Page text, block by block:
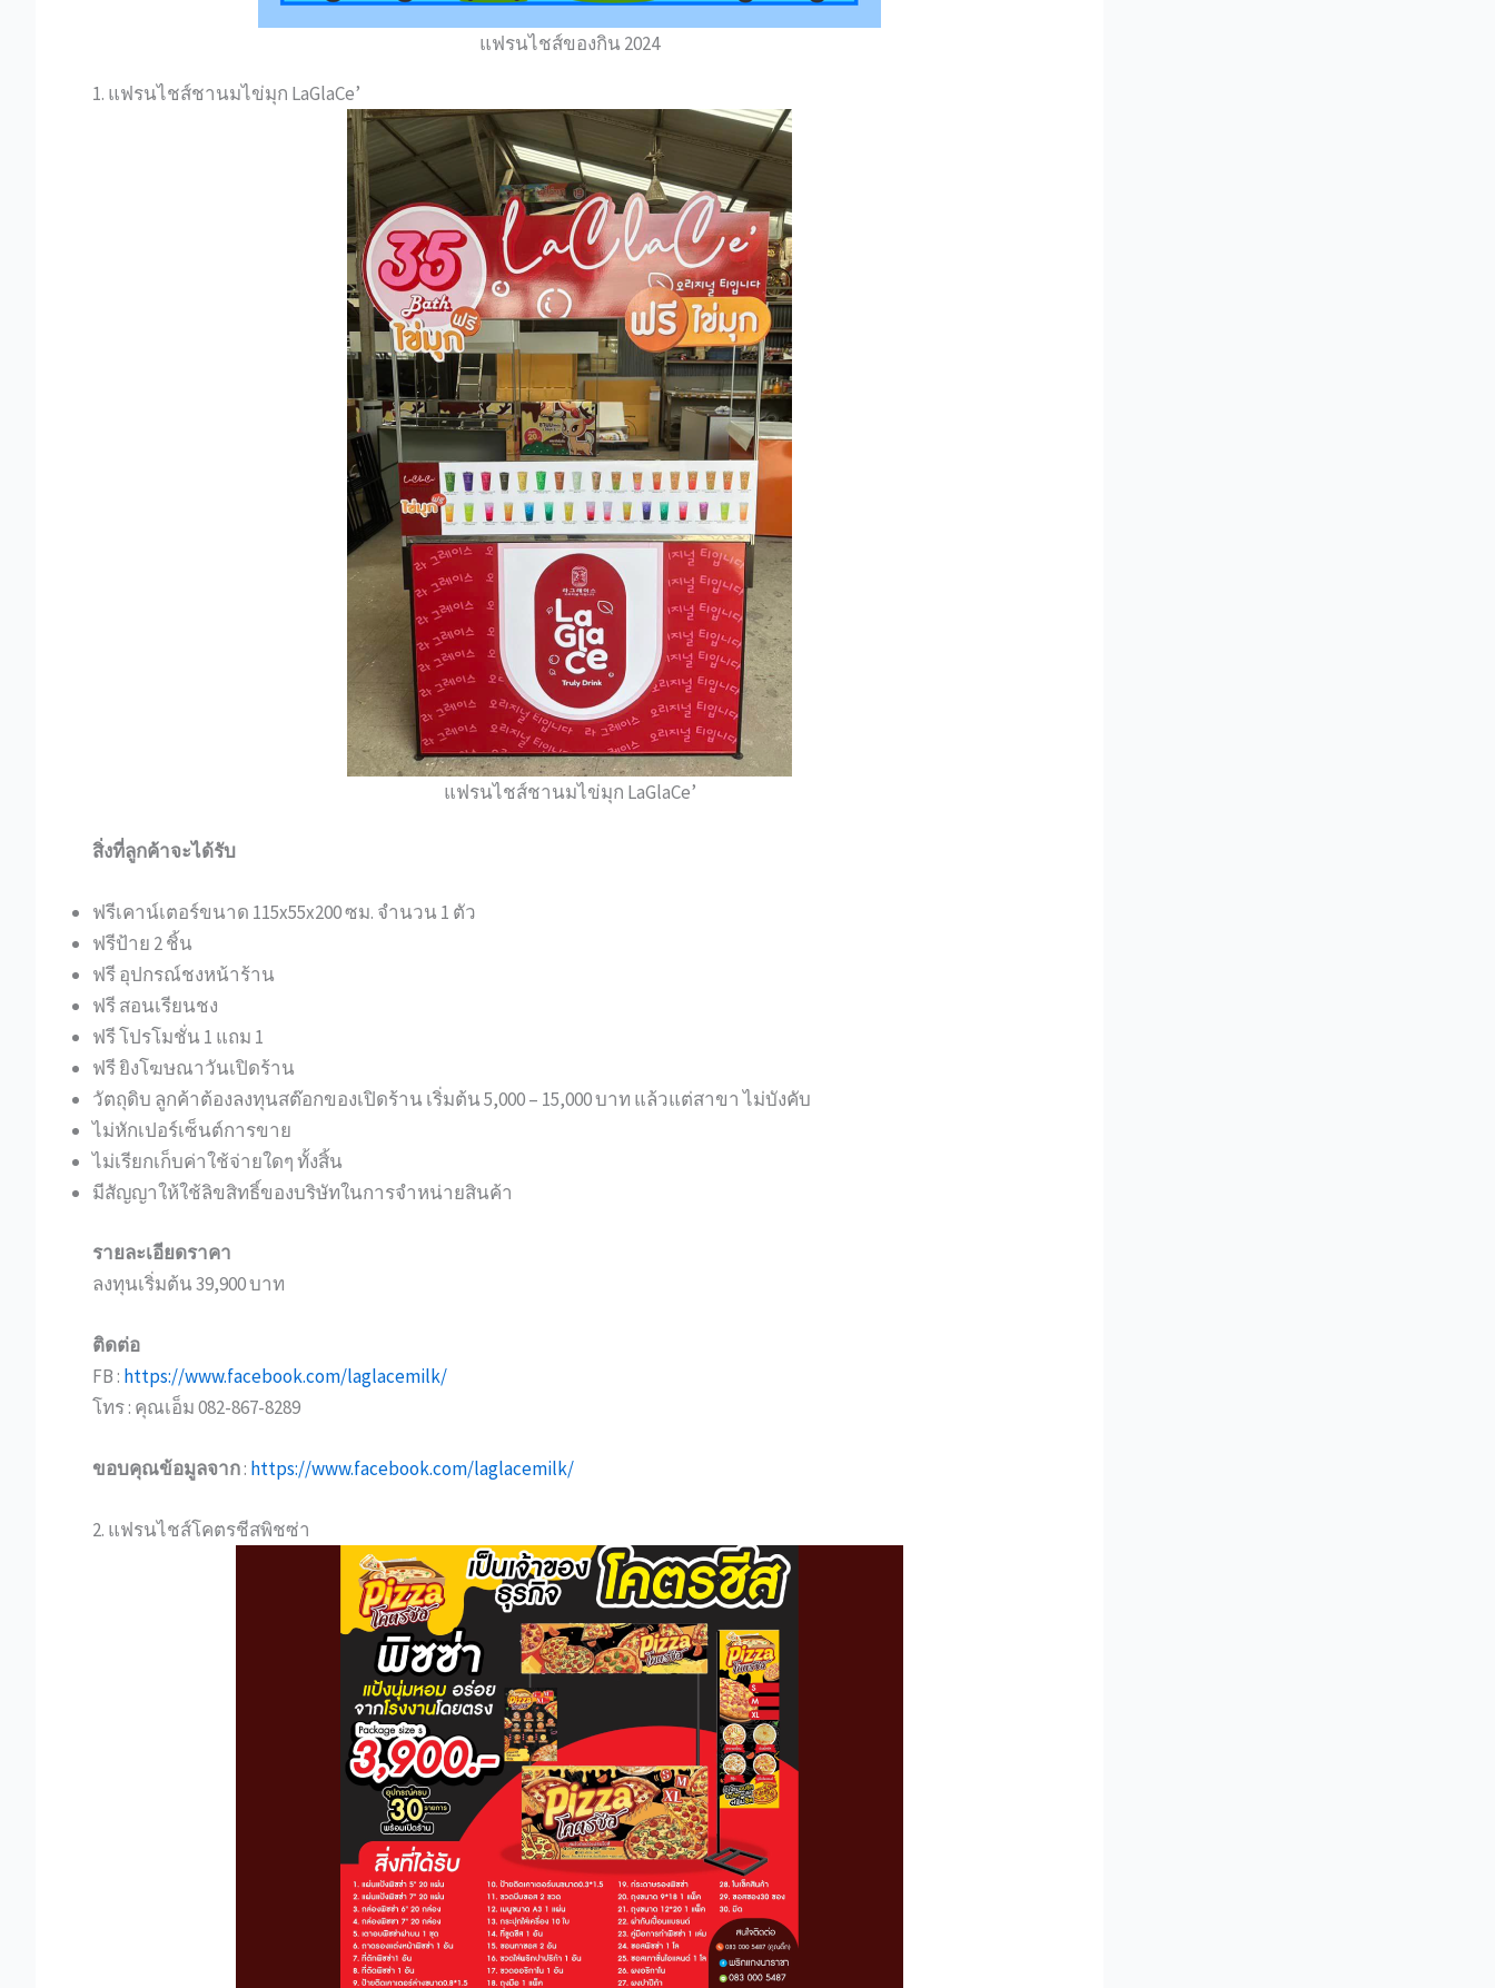
แฟรนไชส์ของกิน 2024
1. แฟรนไชส์ชานมไข่มุก LaGlaCe’
แฟรนไชส์ชานมไข่มุก LaGlaCe’
สิ่งที่ลูกค้าจะได้รับ
ฟรีเคาน์เตอร์ขนาด 115x55x200 ซม. จำนวน 1 ตัว
ฟรีป้าย 2 ชิ้น
ฟรี อุปกรณ์ชงหน้าร้าน
ฟรี สอนเรียนชง
ฟรี โปรโมชั่น 1 แถม 1
ฟรี ยิงโฆษณาวันเปิดร้าน
วัตถุดิบ ลูกค้าต้องลงทุนสต๊อกของเปิดร้าน เริ่มต้น 5,000 – 15,000 บาท แล้วแต่สาขา ไม่บังคับ
ไม่หักเปอร์เซ็นต์การขาย
ไม่เรียกเก็บค่าใช้จ่ายใดๆ ทั้งสิ้น
มีสัญญาให้ใช้ลิขสิทธิ์ของบริษัทในการจำหน่ายสินค้า
รายละเอียดราคา
ลงทุนเริ่มต้น 39,900 บาท
ติดต่อ
FB : https://www.facebook.com/laglacemilk/
โทร : คุณเอ็ม 082-867-8289
ขอบคุณข้อมูลจาก: https://www.facebook.com/laglacemilk/
2. แฟรนไชส์โคตรชีสพิชซ่า